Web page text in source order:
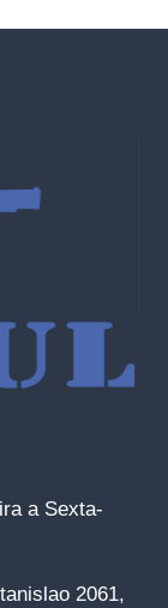
a Sexta-
2061,